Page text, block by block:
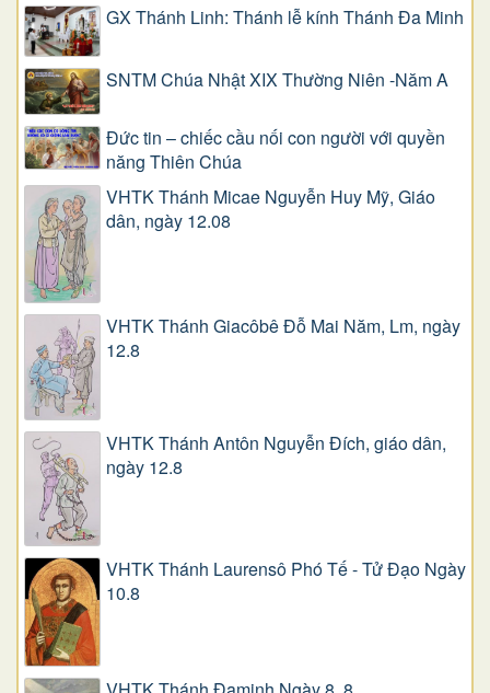
GX Thánh Linh: Thánh lễ kính Thánh Đa Minh
SNTM Chúa Nhật XIX Thường Niên -Năm A
Đức tin – chiếc cầu nối con người với quyền
năng Thiên Chúa
VHTK Thánh Micae Nguyễn Huy Mỹ, Giáo
dân, ngày 12.08
VHTK Thánh Giacôbê Ðỗ Mai Năm, Lm, ngày
12.8
VHTK Thánh Antôn Nguyễn Ðích, giáo dân,
ngày 12.8
VHTK Thánh Laurensô Phó Tế - Tử Đạo Ngày
10.8